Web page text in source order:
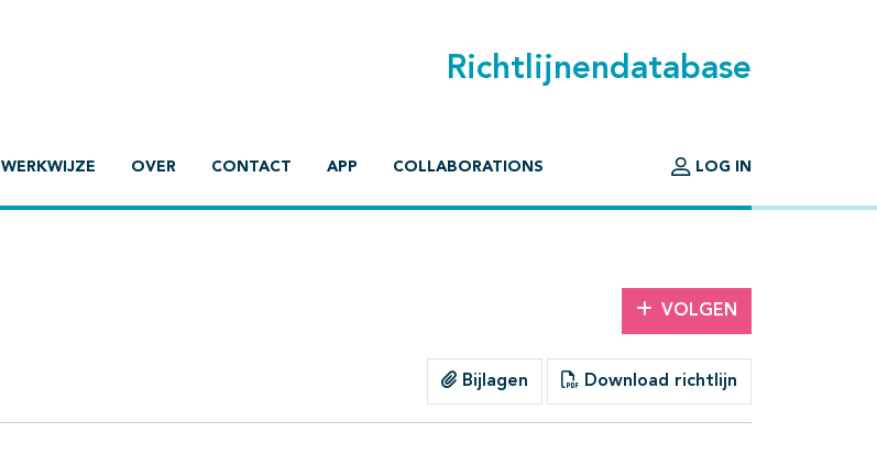
Richtlijnendatabase
WERKWIJZE OVER CONTACT APP COLLABORATIONS LOG IN
VOLGEN
Bijlagen Download richtlijn